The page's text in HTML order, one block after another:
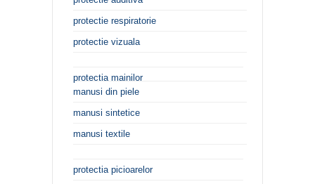
protectie respiratorie
protectie vizuala
protectia mainilor
manusi din piele
manusi sintetice
manusi textile
protectia picioarelor